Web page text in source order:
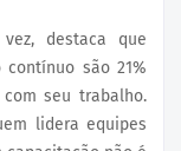
destaca que
são 21%
seu trabalho.
lidera equipes